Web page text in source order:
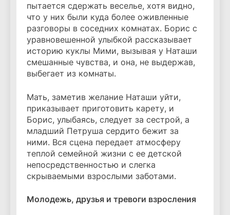
пытается сдержать веселье, хотя видно,
что у них были куда более оживленные
разговоры в соседних комнатах. Борис с
уравновешенной улыбкой рассказывает
историю куклы Мими, вызывая у Наташи
смешанные чувства, и она, не выдержав,
выбегает из комнаты.
Мать, заметив желание Наташи уйти,
приказывает приготовить карету, и
Борис, улыбаясь, следует за сестрой, а
младший Петруша сердито бежит за
ними. Вся сцена передает атмосферу
теплой семейной жизни с ее детской
непосредственностью и слегка
скрываемыми взрослыми заботами.
Молодежь, друзья и тревоги взросления